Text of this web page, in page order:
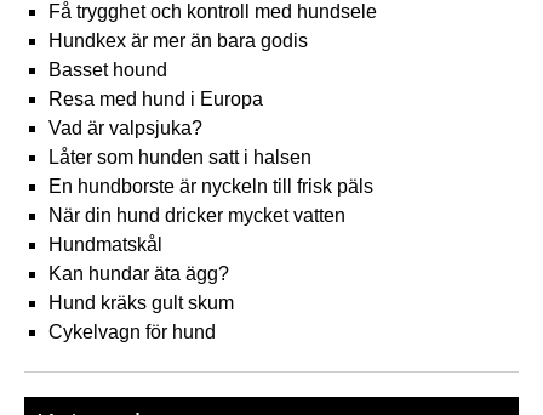
Få trygghet och kontroll med hundsele
Hundkex är mer än bara godis
Basset hound
Resa med hund i Europa
Vad är valpsjuka?
Låter som hunden satt i halsen
En hundborste är nyckeln till frisk päls
När din hund dricker mycket vatten
Hundmatskål
Kan hundar äta ägg?
Hund kräks gult skum
Cykelvagn för hund